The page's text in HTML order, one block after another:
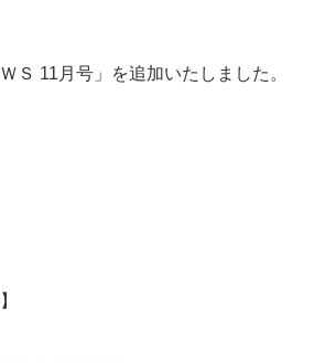
Ｓ 11月号」を追加いたしました。